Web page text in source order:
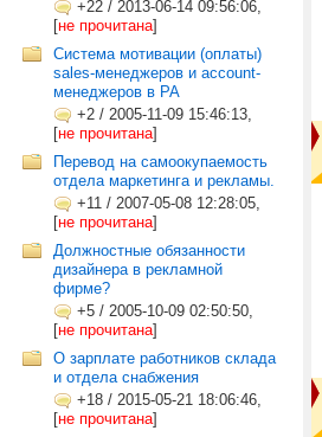
+22 / 2013-06-14 09:56:06,
[не прочитана]
Система мотивации (оплаты)
sales-менеджеров и account-
менеджеров в РА
+2 / 2005-11-09 15:46:13,
[не прочитана]
Перевод на самоокупаемость
отдела маркетинга и рекламы.
+11 / 2007-05-08 12:28:05,
[не прочитана]
Должностные обязанности
дизайнера в рекламной
фирме?
+5 / 2005-10-09 02:50:50,
[не прочитана]
О зарплате работников склада
и отдела снабжения
+18 / 2015-05-21 18:06:46,
[не прочитана]